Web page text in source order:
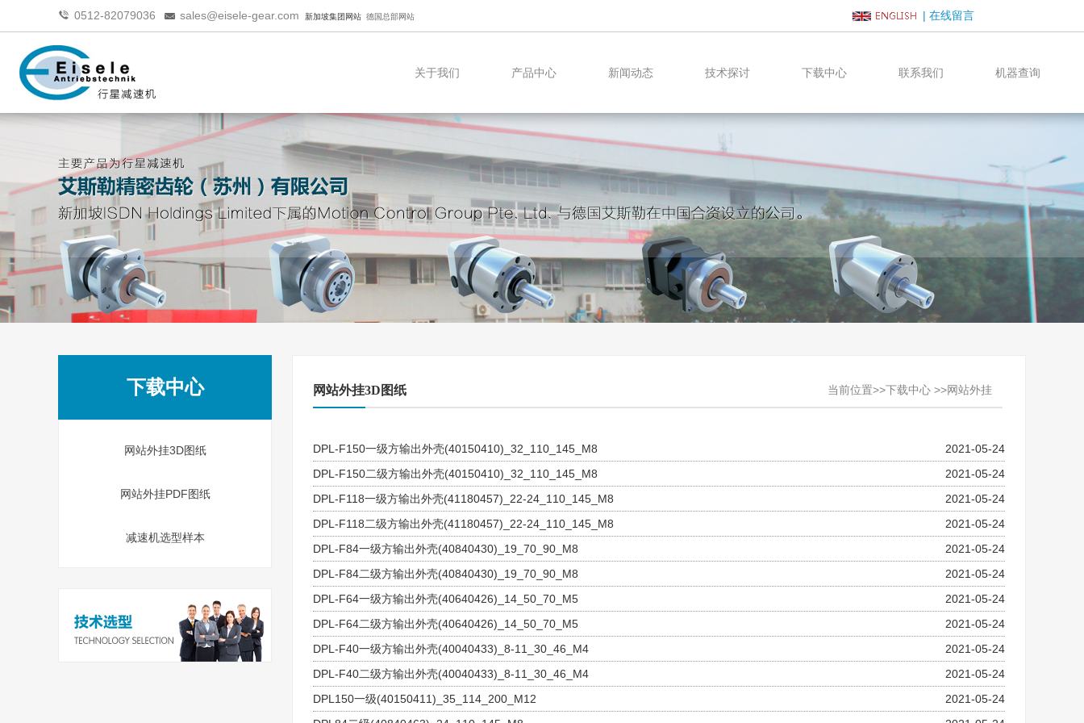
0512-82079036 sales@eisele-gear.com 新加坡集团网站 德国总部网站 | 在线留言
关于我们 产品中心 新闻动态 技术探讨 下载中心 联系我们 机器查询
下载中心
网站外挂3D图纸
网站外挂PDF图纸
减速机选型样本
网站外挂3D图纸 当前位置>>下载中心 >>网站外挂
2021-05-24
DPL-F150一级方输出外壳(40150410)_32_110_145_M8
2021-05-24
DPL-F150二级方输出外壳(40150410)_32_110_145_M8
2021-05-24
DPL-F118一级方输出外壳(41180457)_22-24_110_145_M8
2021-05-24
DPL-F118二级方输出外壳(41180457)_22-24_110_145_M8
2021-05-24
DPL-F84一级方输出外壳(40840430)_19_70_90_M8
2021-05-24
DPL-F84二级方输出外壳(40840430)_19_70_90_M8
2021-05-24
DPL-F64一级方输出外壳(40640426)_14_50_70_M5
2021-05-24
DPL-F64二级方输出外壳(40640426)_14_50_70_M5
2021-05-24
DPL-F40一级方输出外壳(40040433)_8-11_30_46_M4
2021-05-24
DPL-F40二级方输出外壳(40040433)_8-11_30_46_M4
2021-05-24
DPL150一级(40150411)_35_114_200_M12